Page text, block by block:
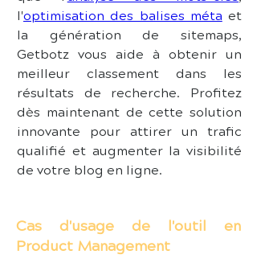
l'optimisation des balises méta et
la génération de sitemaps,
Getbotz vous aide à obtenir un
meilleur classement dans les
résultats de recherche. Profitez
dès maintenant de cette solution
innovante pour attirer un trafic
qualifié et augmenter la visibilité
de votre blog en ligne.
Cas d'usage de l'outil en
Product Management